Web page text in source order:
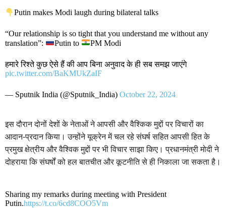
Putin makes Modi laugh during bilateral talks
“Our relationship is so tight that you understand me without any
translation”:
Putin to PM Modi
हमारे रिश्ते कुछ ऐसे हैं की आप बिना अनुवाद के ही सब समझ जाएंगे
pic.twitter.com/BaKMUkZaIF
— Sputnik India (@Sputnik_India) October 22, 2024
इस दौरान दोनों देशों के नेताओं ने आपसी और वैश्किक मुद्दों पर विचारों का
आदान-प्रदान किया। उन्होंने यूक्रेन में चल रहे संघर्ष सहित आपसी हित के
प्रमुख क्षेत्रीय और वैश्विक मुद्दों पर भी विचार साझा किए। प्रधानमंत्री मोदी ने
दोहराया कि संघर्षों को हल बातचीत और कूटनीति से ही निकाला जा सकता है।
Sharing my remarks during meeting with President
Putin.https://t.co/6cd8COO5Vm